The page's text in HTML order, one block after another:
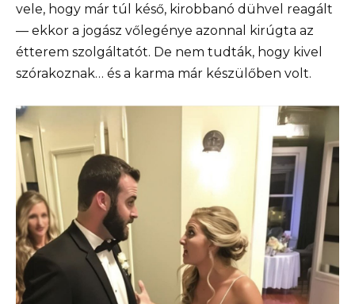
vele, hogy már túl késő, kirobbanó dühvel reagált
— ekkor a jogász vőlegénye azonnal kirúgta az
étterem szolgáltatót. De nem tudták, hogy kivel
szórakoznak… és a karma már készülőben volt.